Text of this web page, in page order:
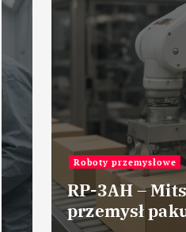
Roboty przemysłowe
RP-3AH –
przemysł